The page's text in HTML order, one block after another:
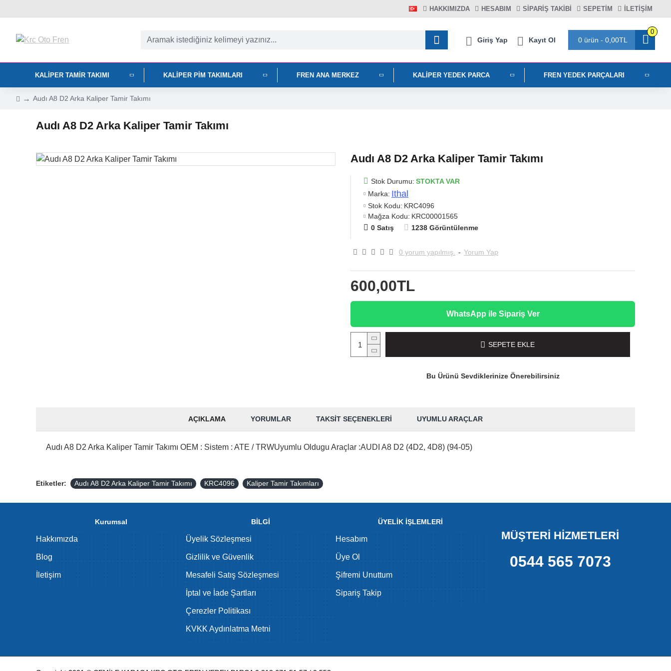
HAKKIMIZDA HESABIM SIPARIŞ TAKIBI SEPETIM İLETİŞİM
Giriş Yap Kayıt Ol 0 ürün - 0,00TL
0
KALIPER TAMIR TAKIMI KALIPER PIM TAKIMLARI FREN ANA MERKEZ KALIPER YEDEK PARCA FREN YEDEK PARÇALARI
Audı A8 D2 Arka Kaliper Tamir Takımı
Audı A8 D2 Arka Kaliper Tamir Takımı
Audı A8 D2 Arka Kaliper Tamir Takımı
Stok Durumu: STOKTA VAR
Marka: Ithal
Stok Kodu: KRC4096
Mağza Kodu: KRC00001565
0 Satış
1238 Görüntülenme
0 yorum yapılmış. - Yorum Yap
600,00TL
WhatsApp ile Sipariş Ver
SEPETE EKLE
Bu Ürünü Sevdiklerinize Önerebilirsiniz
AÇIKLAMA YORUMLAR TAKSIT SEÇENEKLERI UYUMLU ARAÇLAR
Audı A8 D2 Arka Kaliper Tamir Takımı OEM : Sistem : ATE / TRWUyumlu Oldugu Araçlar :AUDI A8 D2 (4D2, 4D8) (94-05)
Etiketler: Audı A8 D2 Arka Kaliper Tamir Takımı KRC4096 Kaliper Tamir Takımları
Kurumsal
Hakkımızda
Blog
İletişim
BİLGİ
Üyelik Sözleşmesi
Gizlilik ve Güvenlik
Mesafeli Satış Sözleşmesi
İptal ve İade Şartları
Çerezler Politikası
KVKK Aydınlatma Metni
ÜYELİK İŞLEMLERİ
Hesabım
Üye Ol
Şifremi Unuttum
Sipariş Takip
MÜŞTERİ HİZMETLERİ
0544 565 7073